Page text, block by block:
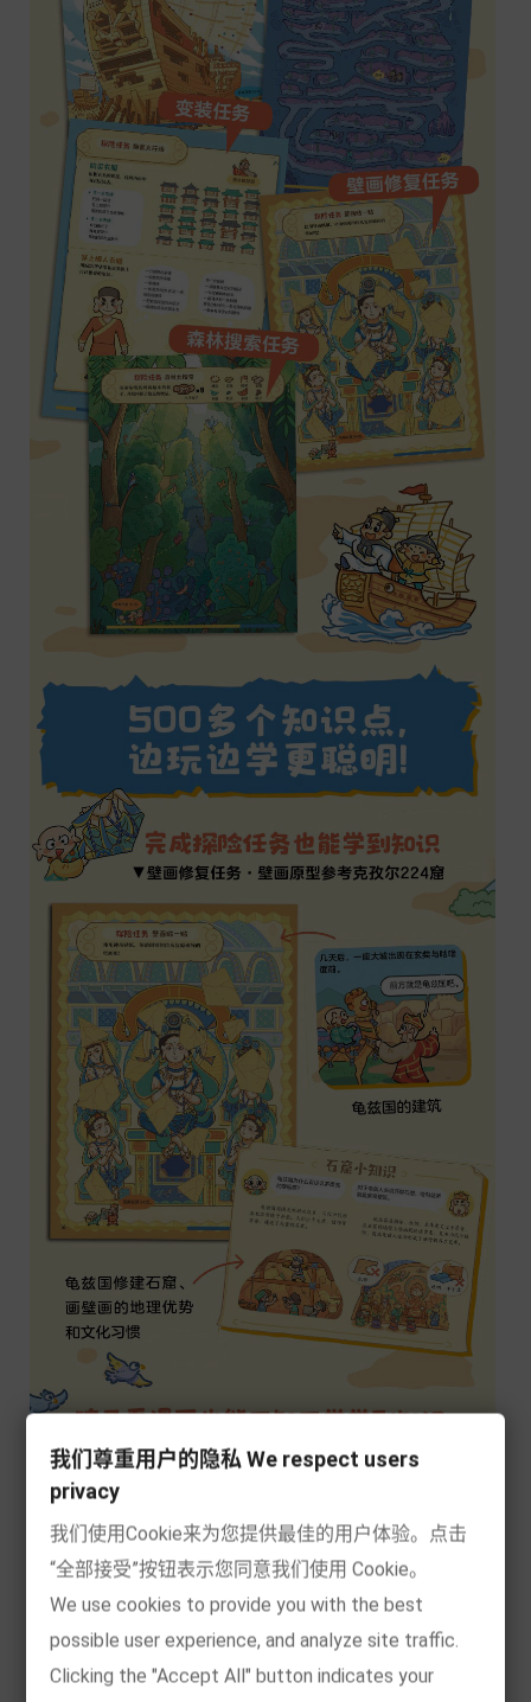
我们尊重用户的隐私 We respect users
privacy
我们使用Cookie来为您提供最佳的用户体验。点击
“全部接受”按钮表示您同意我们使用 Cookie。
We use cookies to provide you with the best
possible user experience, and analyze site traffic.
Clicking the "Accept All" button indicates your